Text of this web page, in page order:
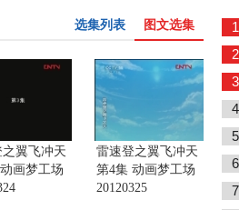
图文选集
选集列表
翼飞冲天
画梦工场
雷速登之翼飞冲天
第4集 动画梦工场
20120325
1
2
3
4
5
6
7